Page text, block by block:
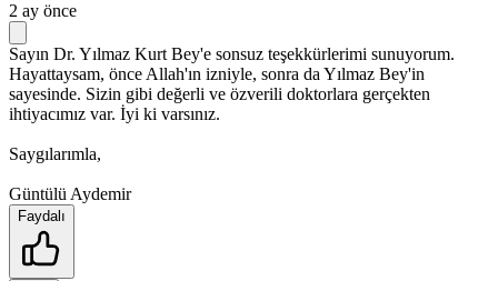
2 ay önce
Sayın Dr. Yılmaz Kurt Bey'e sonsuz teşekkürlerimi sunuyorum.
Hayattaysam, önce Allah'ın izniyle, sonra da Yılmaz Bey'in
sayesinde. Sizin gibi değerli ve özverili doktorlara gerçekten
ihtiyacımız var. İyi ki varsınız.
Saygılarımla,
Güntülü Aydemir
Faydalı